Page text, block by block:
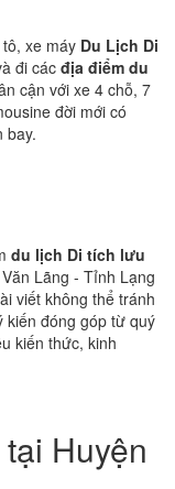
xe máy Du Lịch Di
đi cácđịa điểm du
cận với xe 4 chỗ, 7
đời mới có
bay.
du lịch Di tích lưu
Lãng - Tỉnh Lạng
viết không thể tránh
kiến đóng góp từ quý
kiến thức, kinh
Huyện